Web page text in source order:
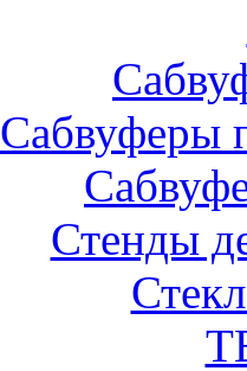
Сабвуферы
Стенды